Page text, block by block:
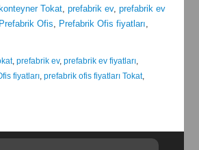
konteyner Tokat, prefabrik ev, prefabrik ev
Prefabrik Ofis, Prefabrik Ofis fiyatları,
, prefabrik ev, prefabrik ev fiyatları,
fiyatları, prefabrik ofis fiyatları Tokat,